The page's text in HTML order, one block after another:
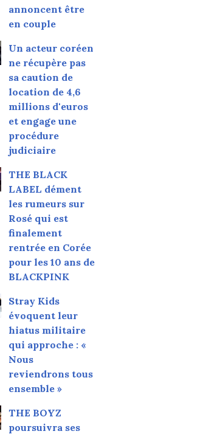
annoncent être
en couple
Un acteur coréen
ne récupère pas
sa caution de
location de 4,6
millions d'euros
et engage une
procédure
judiciaire
THE BLACK
LABEL dément
les rumeurs sur
Rosé qui est
finalement
rentrée en Corée
pour les 10 ans de
BLACKPINK
Stray Kids
évoquent leur
hiatus militaire
qui approche : «
Nous
reviendrons tous
ensemble »
THE BOYZ
poursuivra ses